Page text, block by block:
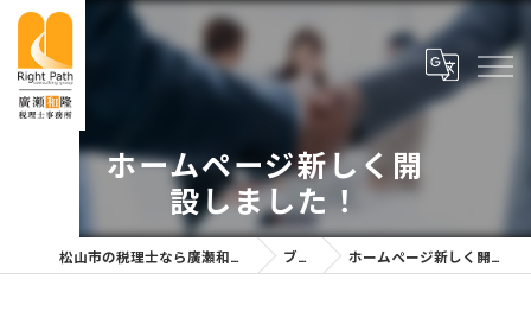
ホームページ新しく開
設しました！
松山市の税理士なら廣瀬和隆税理士事務所 ブログ ホームページ新しく開設しました！